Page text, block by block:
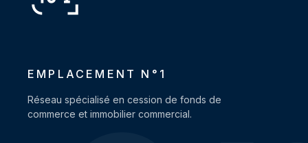
EMPLACEMENT N°1
Réseau spécialisé en cession de fonds de
commerce et immobilier commercial.